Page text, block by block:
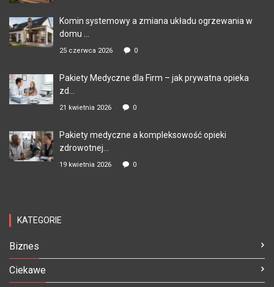
Komin systemowy a zmiana układu ogrzewania w
domu ...
25 czerwca 2026 0
Pakiety Medyczne dla Firm – jak prywatna opieka
zd...
21 kwietnia 2026 0
Pakiety medyczne a kompleksowość opieki
zdrowotnej...
19 kwietnia 2026 0
KATEGORIE
Biznes
Ciekawe